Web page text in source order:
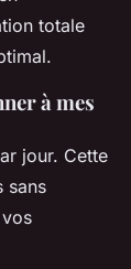
totale
à mes
jour. Cette
sans